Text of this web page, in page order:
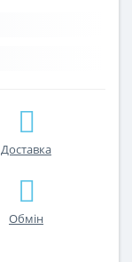
Доставка
Обмін